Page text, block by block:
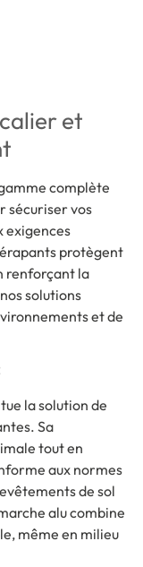
et
complète
sécuriser vos
exigences
protègent
renforçant la
solutions
et de
la solution de
Sa
tout en
aux normes
de sol
alu combine
même en milieu